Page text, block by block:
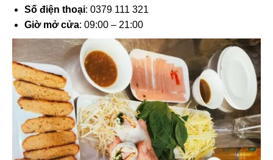
Số điện thoại: 0379 111 321
Giờ mở cửa: 09:00 – 21:00